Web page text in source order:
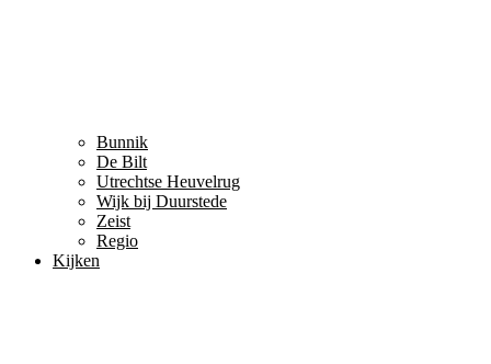
Bunnik
De Bilt
Utrechtse Heuvelrug
Wijk bij Duurstede
Zeist
Regio
Kijken